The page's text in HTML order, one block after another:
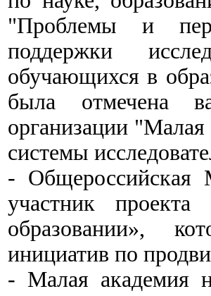
"Проблемы и
поддержки
обучающихся в
была отмечена
организации
системы
- Общероссийская
участник
образовании»,
инициатив по
- Малая академия